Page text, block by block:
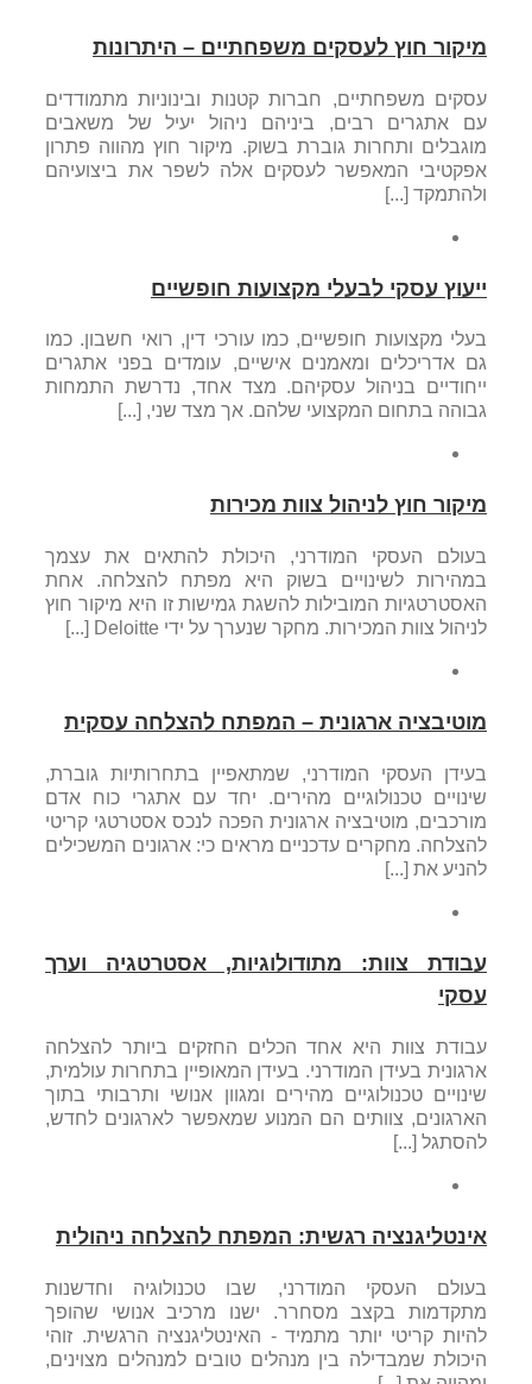
מיקור חוץ לעסקים משפחתיים – היתרונות
עסקים משפחתיים, חברות קטנות ובינוניות מתמודדים
עם אתגרים רבים, ביניהם ניהול יעיל של משאבים
מוגבלים ותחרות גוברת בשוק. מיקור חוץ מהווה פתרון
אפקטיבי המאפשר לעסקים אלה לשפר את ביצועיהם
ולהתמקד [...]
ייעוץ עסקי לבעלי מקצועות חופשיים
בעלי מקצועות חופשיים, כמו עורכי דין, רואי חשבון. כמו
גם אדריכלים ומאמנים אישיים, עומדים בפני אתגרים
ייחודיים בניהול עסקיהם. מצד אחד, נדרשת התמחות
גבוהה בתחום המקצועי שלהם. אך מצד שני, [...]
מיקור חוץ לניהול צוות מכירות
בעולם העסקי המודרני, היכולת להתאים את עצמך
במהירות לשינויים בשוק היא מפתח להצלחה. אחת
האסטרטגיות המובילות להשגת גמישות זו היא מיקור חוץ
לניהול צוות המכירות. מחקר שנערך על ידי Deloitte [...]
מוטיבציה ארגונית – המפתח להצלחה עסקית
בעידן העסקי המודרני, שמתאפיין בתחרותיות גוברת,
שינויים טכנולוגיים מהירים. יחד עם אתגרי כוח אדם
מורכבים, מוטיבציה ארגונית הפכה לנכס אסטרטגי קריטי
להצלחה. מחקרים עדכניים מראים כי: ארגונים המשכילים
להניע את [...]
עבודת צוות: מתודולוגיות, אסטרטגיה וערך
עסקי
עבודת צוות היא אחד הכלים החזקים ביותר להצלחה
ארגונית בעידן המודרני. בעידן המאופיין בתחרות עולמית,
שינויים טכנולוגיים מהירים ומגוון אנושי ותרבותי בתוך
הארגונים, צוותים הם המנוע שמאפשר לארגונים לחדש,
להסתגל [...]
אינטליגנציה רגשית: המפתח להצלחה ניהולית
בעולם העסקי המודרני, שבו טכנולוגיה וחדשנות
מתקדמות בקצב מסחרר. ישנו מרכיב אנושי שהופך
להיות קריטי יותר מתמיד - האינטליגנציה הרגשית. זוהי
היכולת שמבדילה בין מנהלים טובים למנהלים מצוינים,